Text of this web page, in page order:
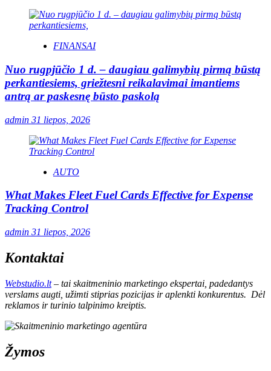
FINANSAI
Nuo rugpjūčio 1 d. – daugiau galimybių pirmą būstą
perkantiesiems, griežtesni reikalavimai imantiems
antrą ar paskesnę būsto paskolą
admin 31 liepos, 2026
AUTO
What Makes Fleet Fuel Cards Effective for Expense
Tracking Control
admin 31 liepos, 2026
Kontaktai
Webstudio.lt– tai skaitmeninio marketingo ekspertai, padedantys
verslams augti, užimti stiprias pozicijas ir aplenkti konkurentus. Dėl
reklamos ir turinio talpinimo kreiptis.
Žymos